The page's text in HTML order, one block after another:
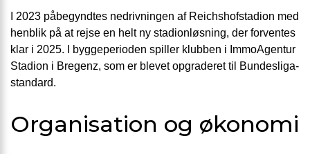
I 2023 påbegyndtes nedrivningen af Reichshofstadion med
henblik på at rejse en helt ny stadionløsning, der forventes
klar i 2025. I byggeperioden spiller klubben i ImmoAgentur
Stadion i Bregenz, som er blevet opgraderet til Bundesliga-
standard.
Organisation og økonomi